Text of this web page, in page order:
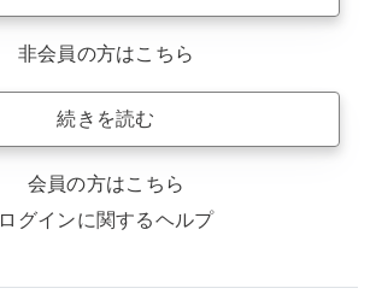
非会員の方はこちら
続きを読む
会員の方はこちら
ログインに関するヘルプ